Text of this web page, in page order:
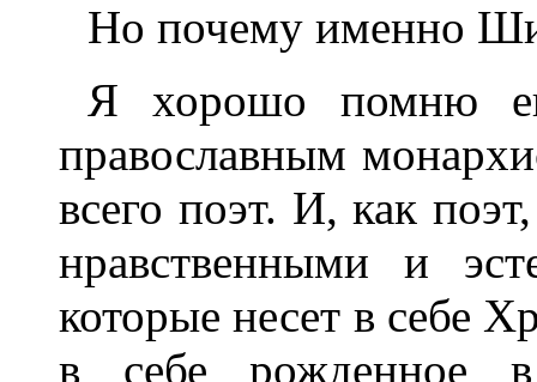
Но почему именно
Я хорошо помню
православным
всего поэт. И, как
нравственными и
которые несет в себе
в себе рожденное в